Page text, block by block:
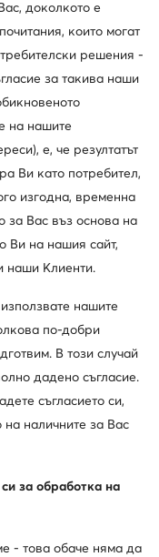
въпроси в Центъра
свържете с нас
Контакти
доколкото е
които могат
решения -
за такива наши
на нашите
е, че резултатът
Ви като потребител,
изгодна, временна
за Вас въз основа на
Ви на нашия сайт,
наши Клиенти.
нашите
по-добри
В този случай
дадено съгласие.
съгласието си,
наличните за Вас
за обработка на
- това обаче няма да